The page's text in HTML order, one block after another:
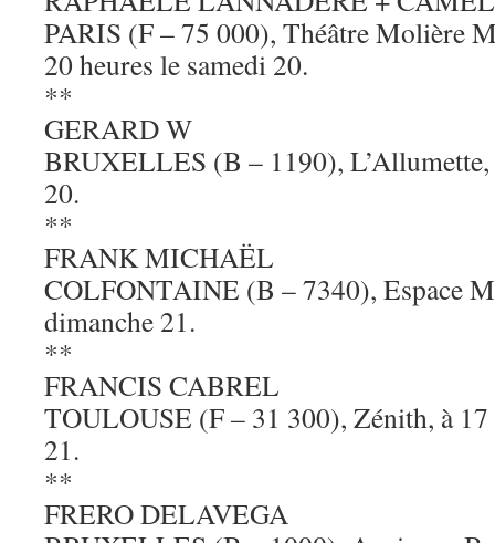
PARIS (F – 75 000), Théâtre Molière
20 heures le samedi 20.
**
GERARD W
BRUXELLES (B – 1190), L’Allumette,
20.
**
FRANK MICHAËL
COLFONTAINE (B – 7340), Espace
dimanche 21.
**
FRANCIS CABREL
TOULOUSE (F – 31 300), Zénith, à 17
21.
**
FRERO DELAVEGA